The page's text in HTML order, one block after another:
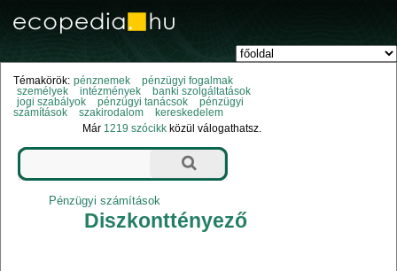
Témakörök: pénznemek
pénzügyi fogalmak
személyek
intézmények
banki szolgáltatások
jogi szabályok
pénzügyi tanácsok
pénzügyi
számítások
szakirodalom
kereskedelem
Már 1219 szócikk közül válogathatsz.
Pénzügyi számítások
Diszkonttényező